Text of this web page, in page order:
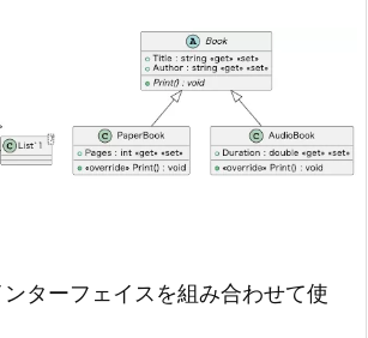
ターフェイスを組み合わせて使